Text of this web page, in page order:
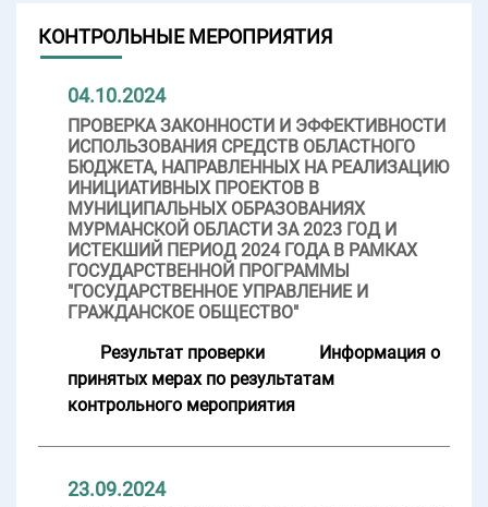
КОНТРОЛЬНЫЕ МЕРОПРИЯТИЯ
04.10.2024
ПРОВЕРКА ЗАКОННОСТИ И ЭФФЕКТИВНОСТИ
ИСПОЛЬЗОВАНИЯ СРЕДСТВ ОБЛАСТНОГО
БЮДЖЕТА, НАПРАВЛЕННЫХ НА РЕАЛИЗАЦИЮ
ИНИЦИАТИВНЫХ ПРОЕКТОВ В
МУНИЦИПАЛЬНЫХ ОБРАЗОВАНИЯХ
МУРМАНСКОЙ ОБЛАСТИ ЗА 2023 ГОД И
ИСТЕКШИЙ ПЕРИОД 2024 ГОДА В РАМКАХ
ГОСУДАРСТВЕННОЙ ПРОГРАММЫ
"ГОСУДАРСТВЕННОЕ УПРАВЛЕНИЕ И
ГРАЖДАНСКОЕ ОБЩЕСТВО"
Результат проверки
Информация о
принятых мерах по результатам
контрольного мероприятия
23.09.2024